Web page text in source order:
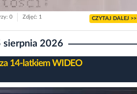
0 Zdjęć: 1 CZYTAJ DALEJ >>
sierpnia 2026
14-latkiem WIDEO